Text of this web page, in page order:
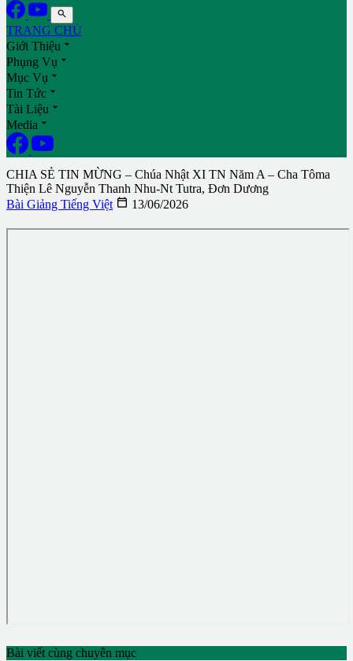

TRANG CHỦ
Giới Thiệu 
Phụng Vụ 
Mục Vụ 
Tin Tức 
Tài Liệu 
Media 
CHIA SẺ TIN MỪNG – Chúa Nhật XI TN Năm A – Cha Tôma
Thiện Lê Nguyễn Thanh Nhu-Nt Tutra, Đơn Dương
Bài Giảng Tiếng Việt  13/06/2026
Bài viết cùng chuyên mục